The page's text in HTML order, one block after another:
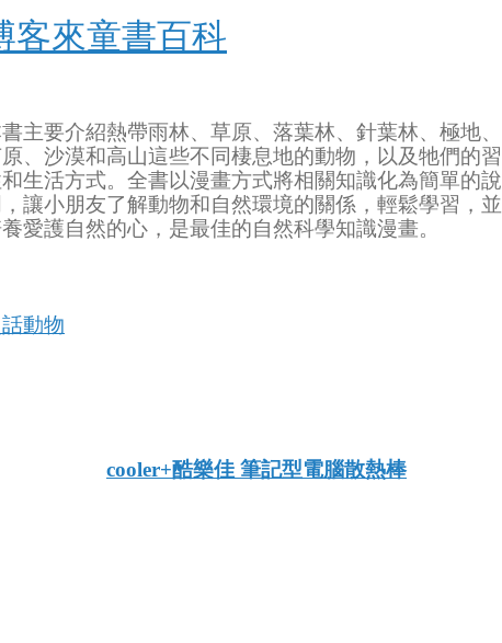
客來童書百科
主要介紹熱帶雨林、草原、落葉林、針葉林、極地、
、沙漠和高山這些不同棲息地的動物，以及牠們的習
生活方式。全書以漫畫方式將相關知識化為簡單的說
讓小朋友了解動物和自然環境的關係，輕鬆學習，並
愛護自然的心，是最佳的自然科學知識漫畫。
動物
cooler+酷樂佳 筆記型電腦散熱棒路書店